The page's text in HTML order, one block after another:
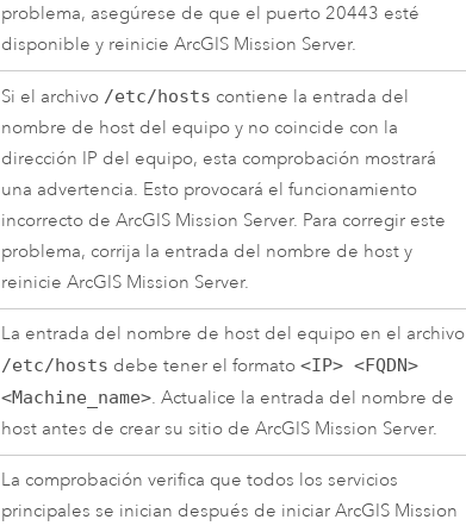
problema, asegúrese de que el puerto 20443 esté
disponible y reinicieArcGIS Mission Server.
Si el archivo /etc/hosts contiene la entrada del
nombre de host del equipo y no coincide con la
dirección IP del equipo, esta comprobación mostrará
una advertencia. Esto provocará el funcionamiento
incorrecto deArcGIS Mission Server. Para corregir este
problema, corrija la entrada del nombre de host y
reinicieArcGIS Mission Server.
La entrada del nombre de host del equipo en el archivo
/etc/hosts debe tener el formato<IP> <FQDN>
<Machine_name>. Actualice la entrada del nombre de
host antes de crear su sitio deArcGIS Mission Server.
La comprobación verifica que todos los servicios
principales se inician después de iniciarArcGIS Mission